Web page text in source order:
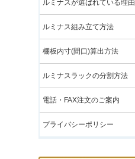
ルミナスが選ばれている理由
ルミナス組み立て方法
棚板内寸(間口)算出方法
ルミナスラックの分割方法
電話・FAX注文のご案内
プライバシーポリシー